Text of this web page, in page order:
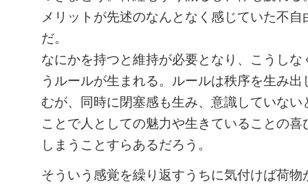
メリットが先述のなんとなく感じていた不自
だ。
なにかを持つと維持が必要となり、こうしな
うルールが生まれる。ルールは秩序を生み
むが、同時に閉塞感も生み、意識していない
ことで人としての魅力や生きていることの
しまうことすらあるだろう。
そういう感覚を繰り返すうちに気付けば荷物